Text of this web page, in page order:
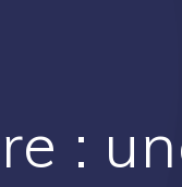
: